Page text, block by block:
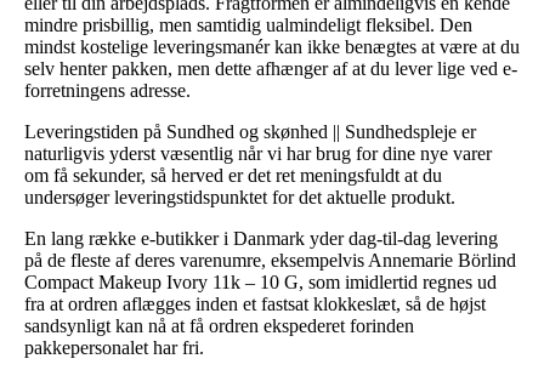
mindre prisbillig, men samtidig ualmindeligt fleksibel. Den
mindst kostelige leveringsmanér kan ikke benægtes at være at du
selv henter pakken, men dette afhænger af at du lever lige ved e-
forretningens adresse.
Leveringstiden på Sundhed og skønhed || Sundhedspleje er
naturligvis yderst væsentlig når vi har brug for dine nye varer
om få sekunder, så herved er det ret meningsfuldt at du
undersøger leveringstidspunktet for det aktuelle produkt.
En lang række e-butikker i Danmark yder dag-til-dag levering
på de fleste af deres varenumre, eksempelvis Annemarie Börlind
Compact Makeup Ivory 11k – 10 G, som imidlertid regnes ud
fra at ordren aflægges inden et fastsat klokkeslæt, så de højst
sandsynligt kan nå at få ordren ekspederet forinden
pakkepersonalet har fri.